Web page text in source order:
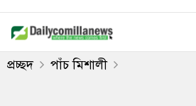
প্রচ্ছদ পাঁচ মিশালী